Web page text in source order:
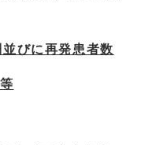
びに再発患者数